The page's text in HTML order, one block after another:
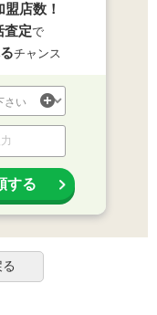
店数！
査定で
チャンス
する